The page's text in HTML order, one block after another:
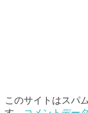
このサイトはスパ